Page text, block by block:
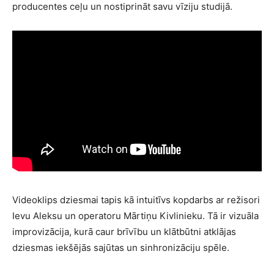
producentes ceļu un nostiprināt savu vīziju studijā.
Videoklips dziesmai tapis kā intuitīvs kopdarbs ar režisori
Ievu Aleksu un operatoru Mārtiņu Kivlinieku. Tā ir vizuāla
improvizācija, kurā caur brīvību un klātbūtni atklājas
dziesmas iekšējās sajūtas un sinhronizāciju spēle.